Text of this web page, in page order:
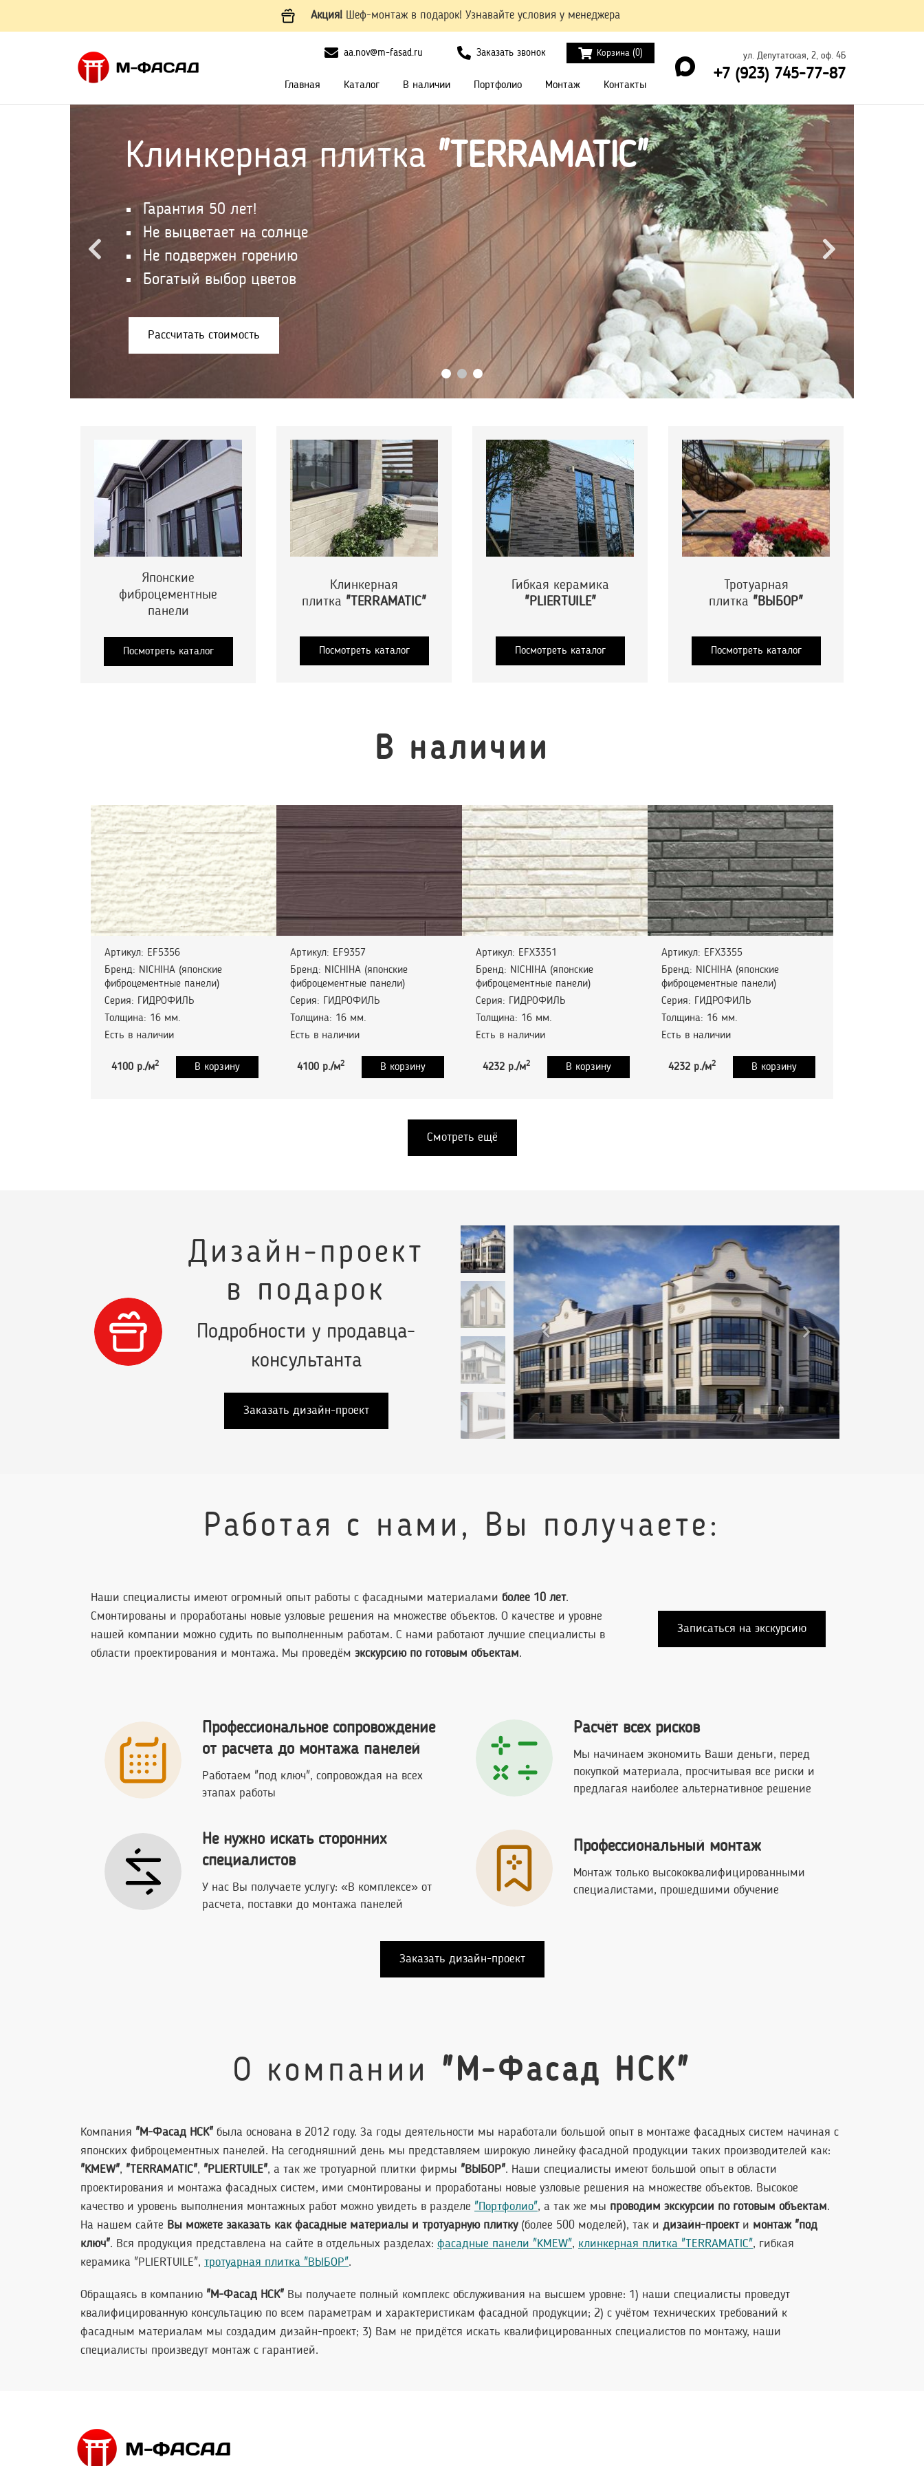
Акция! Шеф-монтаж в подарок! Узнавайте условия у менеджера
aa.nov@m-fasad.ru Заказать звонок Корзина (0)
Главная Каталог В наличии Портфолио Монтаж Контакты
ул. Депутатская, 2, оф. 4Б
+7 (923) 745-77-87
Клинкерная плитка"TERRAMATIC"
Гарантия 50 лет!
Не выцветает на солнце
Не подвержен горению
Богатый выбор цветов
Рассчитать стоимость
Японские
фиброцементные
панели
Посмотреть каталог
Клинкерная
плитка "TERRAMATIC"
Посмотреть каталог
Гибкая керамика
"PLIERTUILE"
Посмотреть каталог
Тротуарная
плитка "ВЫБОР"
Посмотреть каталог
В наличии
Артикул: EF5356
Бренд: NICHIHA (японские
фиброцементные панели)
Серия: ГИДРОФИЛЬ
Толщина: 16 мм.
Есть в наличии
4100 р./м2 В корзину
Артикул: EF9357
Бренд: NICHIHA (японские
фиброцементные панели)
Серия: ГИДРОФИЛЬ
Толщина: 16 мм.
Есть в наличии
4100 р./м2 В корзину
Артикул: EFX3351
Бренд: NICHIHA (японские
фиброцементные панели)
Серия: ГИДРОФИЛЬ
Толщина: 16 мм.
Есть в наличии
4232 р./м2 В корзину
Артикул: EFX3355
Бренд: NICHIHA (японские
фиброцементные панели)
Серия: ГИДРОФИЛЬ
Толщина: 16 мм.
Есть в наличии
4232 р./м2 В корзину
Смотреть ещё
Дизайн-проект
в подарок
Подробности у продавца-
консультанта
Заказать дизайн-проект
Работая с нами, Вы получаете:
Наши специалисты имеют огромный опыт работы с фасадными материалами более 10 лет.
Смонтированы и проработаны новые узловые решения на множестве объектов. О качестве и уровне
нашей компании можно судить по выполненным работам. С нами работают лучшие специалисты в
области проектирования и монтажа. Мы проведём экскурсию по готовым объектам.
Записаться на экскурсию
Профессиональное сопровождение
от расчета до монтажа панелей
Работаем "под ключ", сопровождая на всех
этапах работы
Расчёт всех рисков
Мы начинаем экономить Ваши деньги, перед
покупкой материала, просчитывая все риски и
предлагая наиболее альтернативное решение
Не нужно искать сторонних
специалистов
У нас Вы получаете услугу: «В комплексе» от
расчета, поставки до монтажа панелей
Профессиональный монтаж
Монтаж только высококвалифицированными
специалистами, прошедшими обучение
Заказать дизайн-проект
О компании "М-Фасад НСК"
Компания "М-Фасад НСК" была основана в 2012 году. За годы деятельности мы наработали большой опыт в монтаже фасадных систем начиная с
японских фиброцементных панелей. На сегодняшний день мы представляем широкую линейку фасадной продукции таких производителей как:
"KMEW", "TERRAMATIC", "PLIERTUILE", а так же тротуарной плитки фирмы "ВЫБОР". Наши специалисты имеют большой опыт в области
проектирования и монтажа фасадных систем, ими смонтированы и проработаны новые узловые решения на множестве объектов. Высокое
качество и уровень выполнения монтажных работ можно увидеть в разделе "Портфолио", а так же мы проводим экскурсии по готовым объектам.
На нашем сайте Вы можете заказать как фасадные материалы и тротуарную плитку(более 500 моделей), так и дизайн-проекти монтаж "под
ключ". Вся продукция представлена на сайте в отдельных разделах: фасадные панели "KMEW", клинкерная плитка "TERRAMATIC", гибкая
керамика "PLIERTUILE", тротуарная плитка "ВЫБОР".
Обращаясь в компанию "М-Фасад НСК" Вы получаете полный комплекс обслуживания на высшем уровне: 1) наши специалисты проведут
квалифицированную консультацию по всем параметрам и характеристикам фасадной продукции; 2) с учётом технических требований к
фасадным материалам мы создадим дизайн-проект; 3) Вам не придётся искать квалифицированных специалистов по монтажу, наши
специалисты произведут монтаж с гарантией.